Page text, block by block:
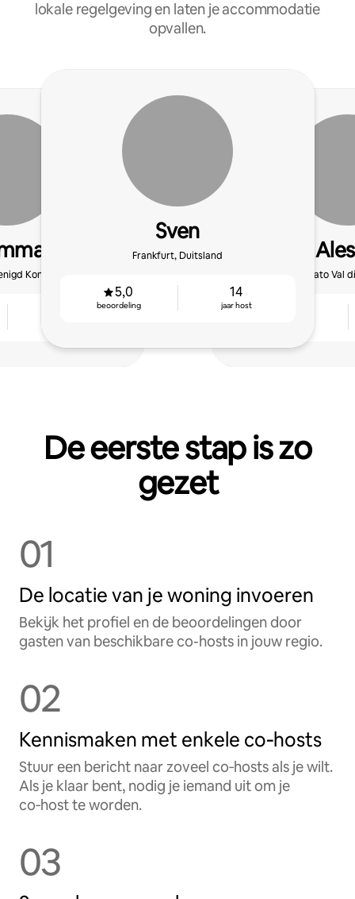
lokale regelgeving en laten je accommodatie
opvallen.
Koninkrijk
Sven
Frankfurt, Duitsland
5,0
beoordeling
14
jaar host
San Donato Val
De eerste stap is zo
gezet
01
De locatie van je woning invoeren
Bekijk het profiel en de beoordelingen door
gasten van beschikbare co-hosts in jouw regio.
02
Kennismaken met enkele co‑hosts
Stuur een bericht naar zoveel co‑hosts als je wilt.
Als je klaar bent, nodig je iemand uit om je
co‑host te worden.
03